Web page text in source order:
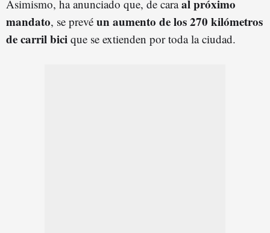
Asimismo, ha anunciado que, de caraal próximo
mandato, se prevé un aumento de los 270 kilómetros
de carril bici que se extienden por toda la ciudad.